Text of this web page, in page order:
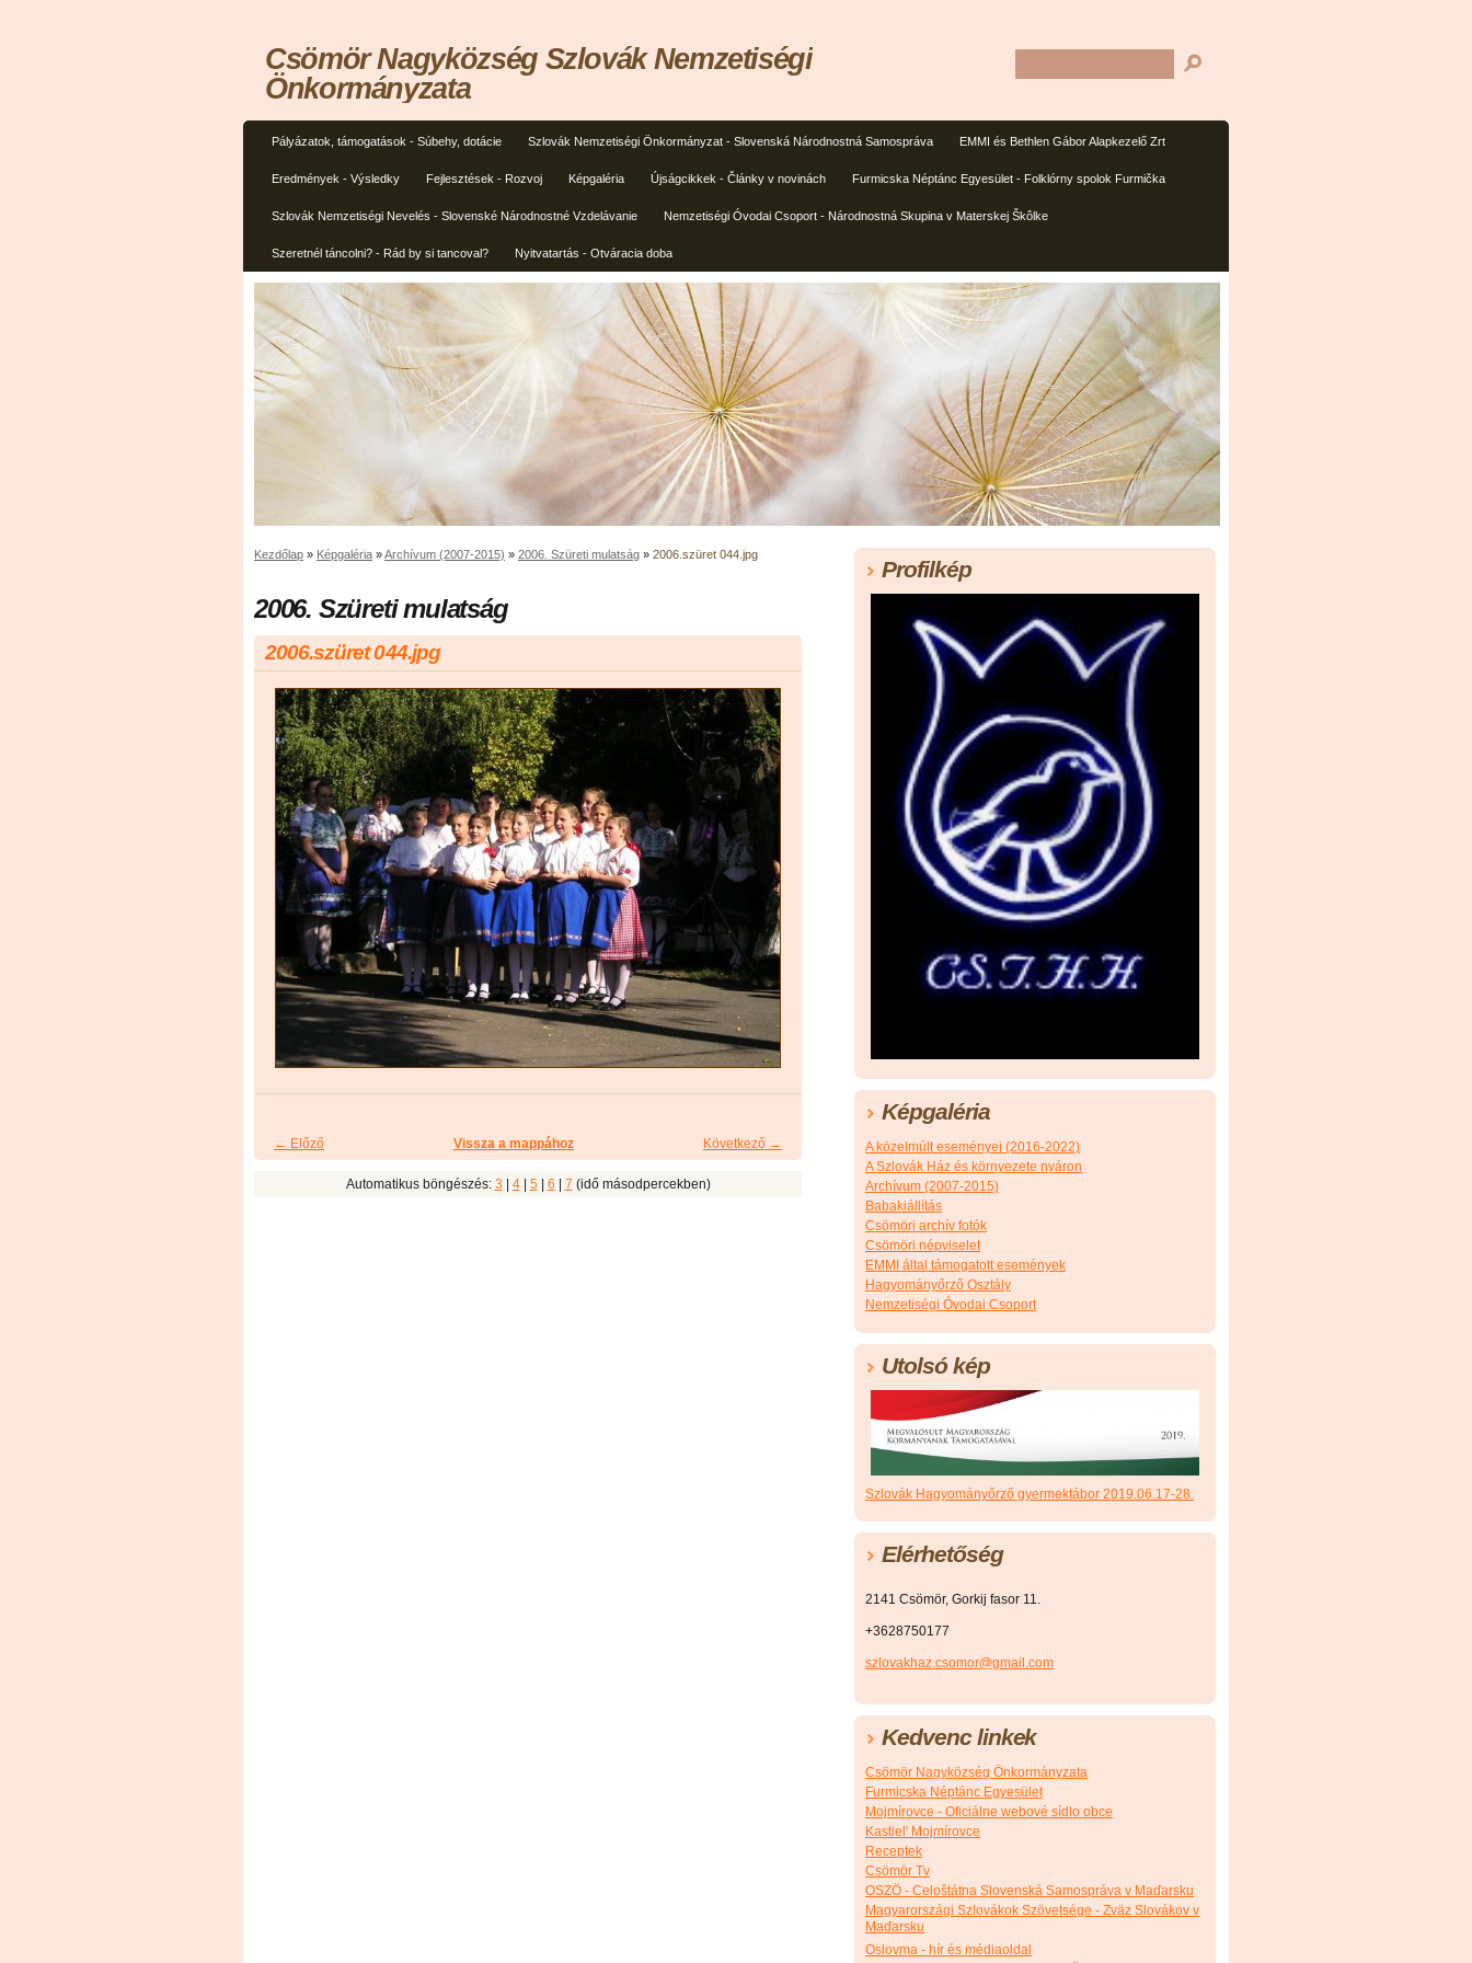
Pályázatok, támogatások - Súbehy, dotácie Szlovák Nemzetiségi Önkormányzat - Slovenská Národnostná Samospráva EMMI és Bethlen Gábor Alapkezelő Zrt
Eredmények - Výsledky Fejlesztések - Rozvoj Képgaléria Újságcikkek - Články v novinách Furmicska Néptánc Egyesület - Folklórny spolok Furmička
Szlovák Nemzetiségi Nevelés - Slovenské Národnostné Vzdelávanie Nemzetiségi Óvodai Csoport - Národnostná Skupina v Materskej Škôlke
Szeretnél táncolni? - Rád by si tancoval? Nyitvatartás - Otváracia doba
Csömör Nagyközség Szlovák Nemzetiségi
Önkormányzata
Kezdőlap » Képgaléria »Archívum (2007-2015) » 2006. Szüreti mulatság » 2006.szüret 044.jpg
2006. Szüreti mulatság
2006.szüret 044.jpg
← Előző Következő →
Vissza a mappához
Automatikus böngészés: 3 4| 5| 6 7 (idő másodpercekben)
Profilkép
Képgaléria
A közelmúlt eseményei (2016-2022)
A Szlovák Ház és környezete nyáron
Archívum (2007-2015)
Babakiállítás
Csömöri archív fotók
Csömöri népviselet
EMMI által támogatott események
Hagyományőrző Osztály
Nemzetiségi Óvodai Csoport
Utolsó kép
Szlovák Hagyományőrző gyermektábor 2019.06.17-28.
Elérhetőség
2141 Csömör, Gorkij fasor 11.
+3628750177
szlovakhaz.csomor@gmail.com
Kedvenc linkek
Csömör Nagyközség Önkormányzata
Furmicska Néptánc Egyesület
Mojmírovce - Oficiálne webové sídlo obce
Kastiel' Mojmírovce
Receptek
Csömör Tv
OSZÖ - Celoštátna Slovenská Samospráva v Maďarsku
Magyarországi Szlovákok Szövetsége - Zväz Slovákov v
Maďarsku
Oslovma - hír és médiaoldal